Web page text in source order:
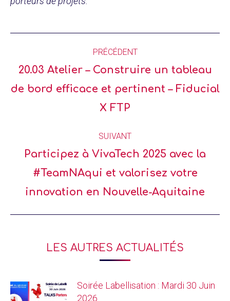
PRÉCÉDENT
20.03 Atelier – Construire un tableau
de bord efficace et pertinent – Fiducial
X FTP
SUIVANT
Participez à VivaTech 2025 avec la
#TeamNAqui et valorisez votre
innovation en Nouvelle-Aquitaine
LES AUTRES ACTUALITÉS
Soirée Labellisation : Mardi 30 Juin
2026